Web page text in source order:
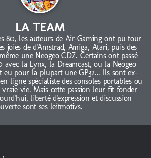
LA TEAM
80, les auteurs de Air-Gaming ont pu tour
joies de d'Amstrad, Amiga, Atari, puis des
une Neogeo CDZ. Certains ont passé
avec la Lynx, la Dreamcast, ou la Neogeo
eu pour la plupart une GP32... Ils sont ex-
ligne spécialiste des consoles portables ou
vie. Mais cette passion leur fit fonder
liberté d'expression et discussion
sont ses leitmotivs.